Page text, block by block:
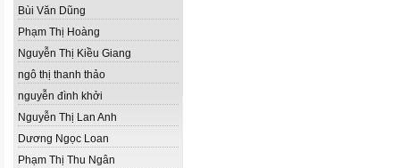
Bùi Văn Dũng
Phạm Thị Hoàng
Nguyễn Thị Kiều Giang
ngô thị thanh thảo
nguyễn đình khởi
Nguyễn Thị Lan Anh
Dương Ngọc Loan
Phạm Thị Thu Ngân